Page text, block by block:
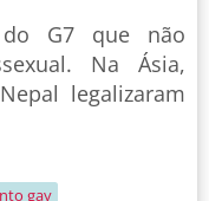
G7 que não
Na Ásia,
legalizaram
gay